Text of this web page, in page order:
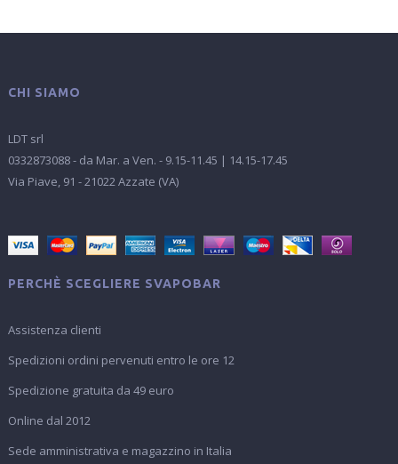
CHI SIAMO
LDT srl
0332873088 - da Mar. a Ven. - 9.15-11.45 | 14.15-17.45
Via Piave, 91 - 21022 Azzate (VA)
PERCHÈ SCEGLIERE SVAPOBAR
Assistenza clienti
Spedizioni ordini pervenuti entro le ore 12
Spedizione gratuita da 49 euro
Online dal 2012
Sede amministrativa e magazzino in Italia